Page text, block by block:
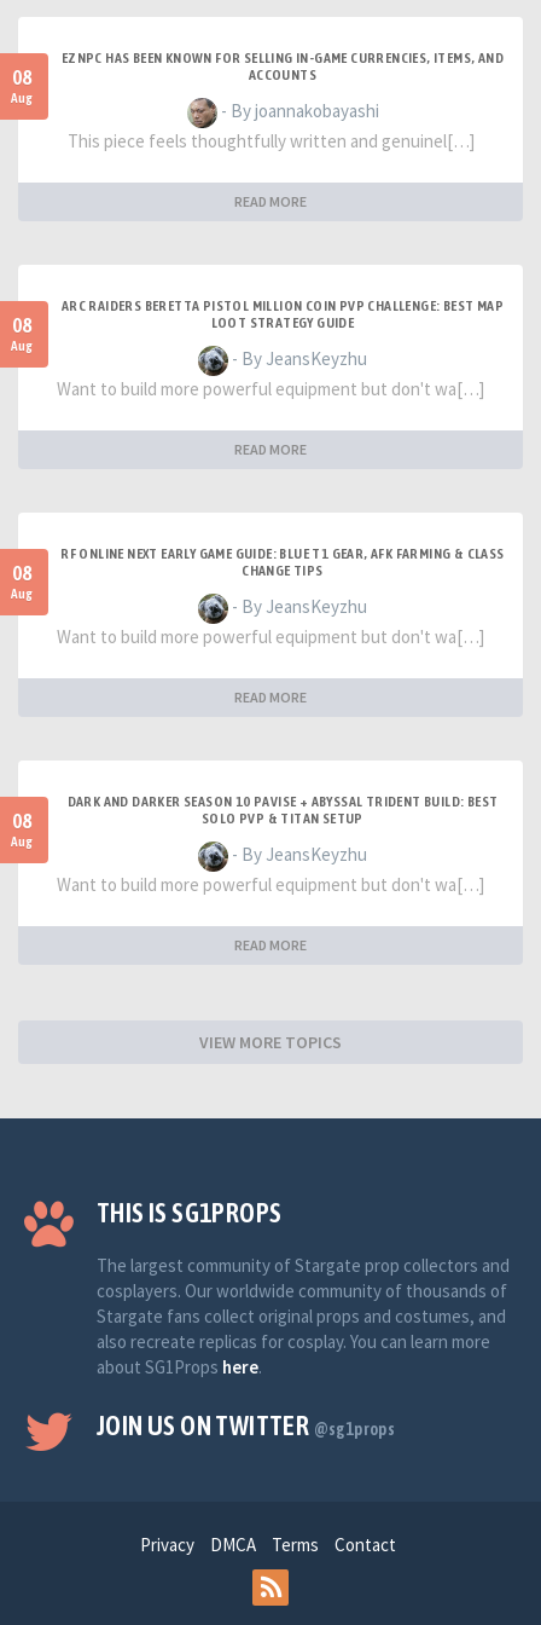
08
Aug
EZNPC HAS BEEN KNOWN FOR SELLING IN-GAME CURRENCIES, ITEMS, AND
ACCOUNTS
- By joannakobayashi
This piece feels thoughtfully written and genuinel[…]
READ MORE
08
Aug
ARC RAIDERS BERETTA PISTOL MILLION COIN PVP CHALLENGE: BEST MAP
LOOT STRATEGY GUIDE
- By JeansKeyzhu
Want to build more powerful equipment but don't wa[…]
READ MORE
08
Aug
RF ONLINE NEXT EARLY GAME GUIDE: BLUE T1 GEAR, AFK FARMING & CLASS
CHANGE TIPS
- By JeansKeyzhu
Want to build more powerful equipment but don't wa[…]
READ MORE
08
Aug
DARK AND DARKER SEASON 10 PAVISE + ABYSSAL TRIDENT BUILD: BEST
SOLO PVP & TITAN SETUP
- By JeansKeyzhu
Want to build more powerful equipment but don't wa[…]
READ MORE
VIEW MORE TOPICS
THIS IS SG1PROPS
The largest community of Stargate prop collectors and
cosplayers. Our worldwide community of thousands of
Stargate fans collect original props and costumes, and
also recreate replicas for cosplay. You can learn more
about SG1Props here.
JOIN US ON TWITTER @sg1props
Privacy DMCA Terms Contact